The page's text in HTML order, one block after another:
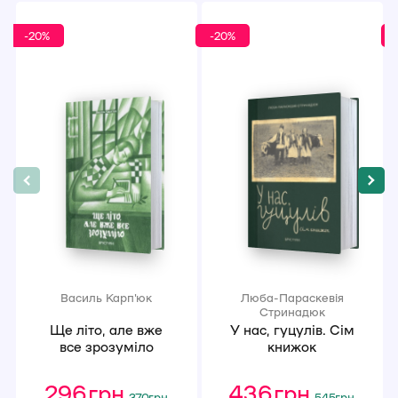
Ще літо, але вже
все зрозуміло
-20%
Оригінальна
296грнПоточна
Василь Карп'юк
У нас, гуцулів. Сім
книжок
-20%
436грнПоточна
Люба-Параскевія
Стринадюк